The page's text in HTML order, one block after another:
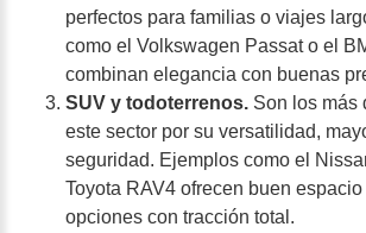
perfectos para familias o viajes
como el Volkswagen Passat o el
combinan elegancia con buenas
SUV y todoterrenos. Son los más
este sector por su versatilidad,
seguridad. Ejemplos como el
Toyota RAV4 ofrecen buen
opciones con tracción total.